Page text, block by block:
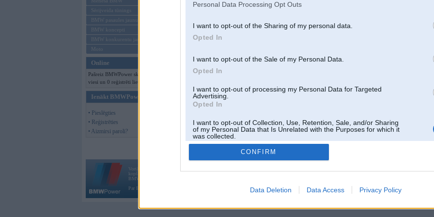
Personal Data Processing Opt Outs
I want to opt-out of the Sharing of my personal data.
Opted In
I want to opt-out of the Sale of my Personal Data.
Opted In
I want to opt-out of processing my Personal Data for Targeted
Advertising.
Opted In
I want to opt-out of Collection, Use, Retention, Sale, and/or Sharing
of my Personal Data that Is Unrelated with the Purposes for which it
was collected.
Opted Out
CONFIRM
Data Deletion Data Access Privacy Policy
Sērijveida tūnings
BMW pasaules jaunumi
BMW koncepti
BMW konkurentu jaunumi
Moto
Online
Pašreiz BMWPower skatās 344
viesi un 0 reģistrēti lietotāji.
Ienākt BMWPower
• Pieslēgties
• Reģistrēties
• Aizmirsi paroli?
Vortāls BMWPower.lv darbojas
kopš 2002. gada 14. maija. Tas nav auto klubs un nav saistīts ar
BMW AG.
Par BMWPower